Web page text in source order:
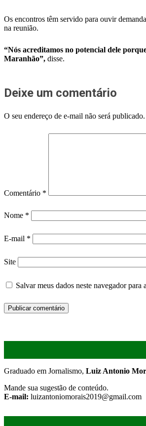
Os encontros têm servido para ouvir
na reunião.
“Nós acreditamos no potencial dele
Maranhão”, disse.
Deixe um comentário
O seu endereço de e-mail não será publicado.
Comentário *
Nome *
E-mail *
Site
Salvar meus dados neste navegador
Graduado em Jornalismo, Luiz Antonio
Mande sua sugestão de conteúdo.
E-mail: luizantoniomorais2019@gmail.com